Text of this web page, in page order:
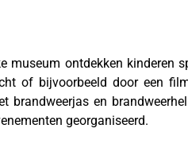
museum ontdekken kinderen
of bijvoorbeeld door een
brandweerjas en
georganiseerd.